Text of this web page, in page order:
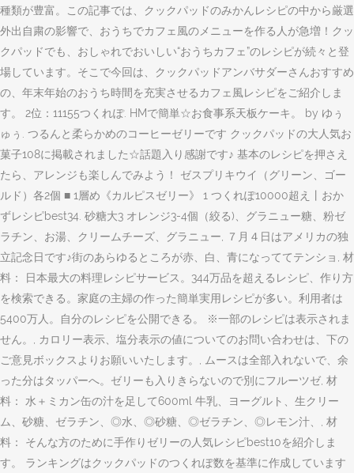
種類が豊富。この記事では、クックパッドのみかんレシピの中から厳選
外出自粛の影響で、おうちでカフェ風のメニューを作る人が急増！クッ
クパッドでも、おしゃれでおいしい“おうちカフェ”のレシピが続々と登
場しています。そこで今回は、クックパッドアンバサダーさんおすすめ
の、年末年始のおうち時間を充実させるカフェ風レシピをご紹介しま
す。 2位：11155つくれぽ. HMで簡単☆お食事系天板ケーキ。 by ゆぅ
ゅぅ. つるんと柔らかめのコーヒーゼリーです クックパッドの大人気お
菓子108に掲載されました☆話題入り感謝です♪ 基本のレシピを押さえ
たら、アレンジも楽しんでみよう！ ゼスプリキウイ（グリーン、ゴー
ルド）各2個 ■ 1層め《カルピスゼリー》 1 つくれぽ10000超え丨おか
ずレシピbest34. 砂糖大3 オレンジ3-4個（絞る)、グラニュー糖、粉ゼ
ラチン、お湯、クリームチーズ、グラニュー, ７月４日はアメリカの独
立記念日です♪街のあらゆるところが赤、白、青になっててテンショ, 材
料： 日本最大の料理レシピサービス。344万品を超えるレシピ、作り方
を検索できる。家庭の主婦の作った簡単実用レシピが多い。利用者は
5400万人。自分のレシピを公開できる。 ※一部のレシピは表示されま
せん。, カロリー表示、塩分表示の値についてのお問い合わせは、下の
ご意見ボックスよりお願いいたします。, ムースは全部入れないで、余
った分はタッパーへ。ゼリーも入りきらないので別にフルーツゼ, 材
料： 水＋ミカン缶の汁を足して600ml 牛乳、ヨーグルト、生クリー
ム、砂糖、ゼラチン、◎水、◎砂糖、◎ゼラチン、◎レモン汁、, 材
料： そんな方のために手作りゼリーの人気レシピbest10を紹介しま
す。 ランキングはクックパッドのつくれぽ数を基準に作成しています